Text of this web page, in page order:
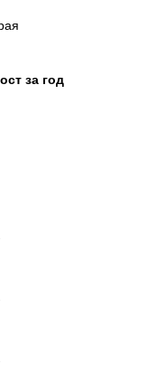
за год